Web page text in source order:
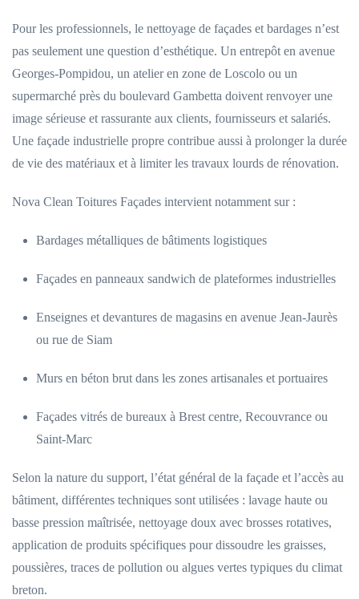
Pour les professionnels, le nettoyage de façades et bardages n’est
pas seulement une question d’esthétique. Un entrepôt en avenue
Georges-Pompidou, un atelier en zone de Loscolo ou un
supermarché près du boulevard Gambetta doivent renvoyer une
image sérieuse et rassurante aux clients, fournisseurs et salariés.
Une façade industrielle propre contribue aussi à prolonger la durée
de vie des matériaux et à limiter les travaux lourds de rénovation.
Nova Clean Toitures Façades intervient notamment sur :
Bardages métalliques de bâtiments logistiques
Façades en panneaux sandwich de plateformes industrielles
Enseignes et devantures de magasins en avenue Jean-Jaurès
ou rue de Siam
Murs en béton brut dans les zones artisanales et portuaires
Façades vitrés de bureaux à Brest centre, Recouvrance ou
Saint-Marc
Selon la nature du support, l’état général de la façade et l’accès au
bâtiment, différentes techniques sont utilisées : lavage haute ou
basse pression maîtrisée, nettoyage doux avec brosses rotatives,
application de produits spécifiques pour dissoudre les graisses,
poussières, traces de pollution ou algues vertes typiques du climat
breton.